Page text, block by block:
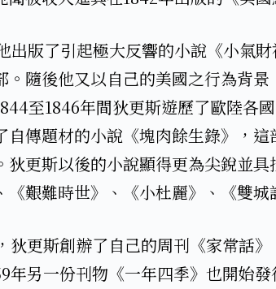
出版了引起極大反響的小說《小氣
。隨後他又以自己的美國之行為背
至1846年間狄更斯遊歷了歐陸各
自傳題材的小說《塊肉餘生錄》，
狄更斯以後的小說顯得更為尖銳並
《艱難時世》、《小杜麗》、《雙城
狄更斯創辦了自己的周刊《家常話
年另一份刊物《一年四季》也開始